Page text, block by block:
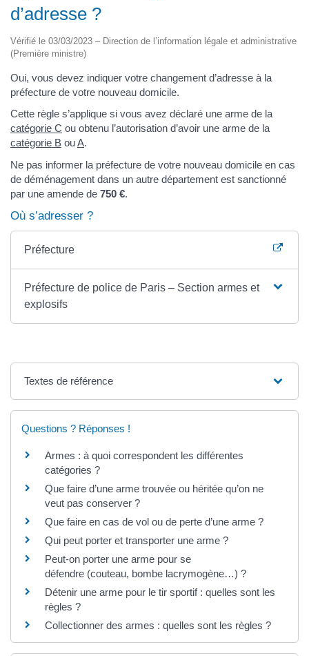
d’adresse ?
Vérifié le 03/03/2023 – Direction de l’information légale et administrative
(Première ministre)
Oui, vous devez indiquer votre changement d’adresse à la
préfecture de votre nouveau domicile.
Cette règle s’applique si vous avez déclaré une arme de la
catégorie C ou obtenu l’autorisation d’avoir une arme de la
catégorie B ouA.
Ne pas informer la préfecture de votre nouveau domicile en cas
de déménagement dans un autre département est sanctionné
par une amende de 750 €.
Où s’adresser ?
Préfecture
Préfecture de police de Paris – Section armes et
explosifs
Textes de référence
Questions ? Réponses !
Armes : à quoi correspondent les différentes
catégories ?
Que faire d’une arme trouvée ou héritée qu’on ne
veut pas conserver ?
Que faire en cas de vol ou de perte d’une arme ?
Qui peut porter et transporter une arme ?
Peut-on porter une arme pour se
défendre (couteau, bombe lacrymogène…) ?
Détenir une arme pour le tir sportif : quelles sont les
règles ?
Collectionner des armes : quelles sont les règles ?